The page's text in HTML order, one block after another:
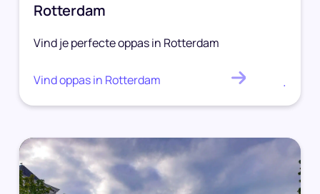
Rotterdam
Vind je perfecte oppas in Rotterdam
Vind oppas in Rotterdam .